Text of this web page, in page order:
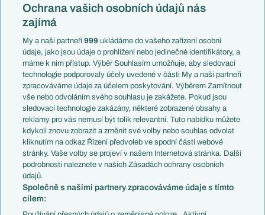
Mistrovství světa
Liga národů
Témata
Představení týmů MS
EuroSkauting
PL v kostce
Evropské koeficienty
Přestupy
Přestupové spekulace
Zranění
Kluby
Arsenal FC
Chelsea FC
Manchester United
AC Milán
Juventus FC
Česko
Francie
Itálie
Německo
Španělsko
Argentina
Brazílie
Přestupy
Zápasy
Livescore
Tipovací soutěž
Ochrana vašich osobních údajů nás
zajímá
My a naši partneři999 ukládáme do vašeho zařízení osobní
údaje, jako jsou údaje o prohlížení nebo jedinečné identifikátory, a
máme k nim přístup. Výběr Souhlasím umožňuje, aby sledovací
technologie podporovaly účely uvedené v části My a naši partneři
zpracováváme údaje za účelem poskytování. Výběrem Zamítnout
vše nebo odvoláním svého souhlasu je zakážete. Pokud jsou
sledovací technologie zakázány, některé zobrazené obsahy a
reklamy pro vás nemusí být tolik relevantní. Tuto nabídku můžete
kdykoli znovu zobrazit a změnit své volby nebo souhlas odvolat
kliknutím na odkaz Řízení předvoleb ve spodní části webové
stránky. Vaše volby se projeví v našem Internetová stránka. Další
podrobnosti naleznete v našich Zásadách ochrany osobních
údajů.
Společně s našimi partnery zpracováváme údaje s tímto
cílem: